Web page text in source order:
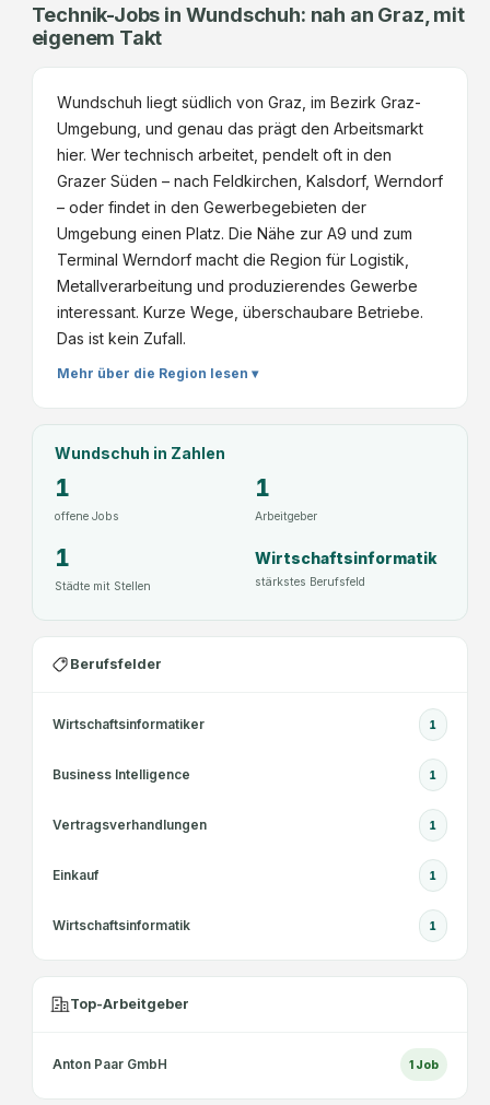
Technik-Jobs in Wundschuh: nah an Graz, mit
eigenem Takt
Wundschuh liegt südlich von Graz, im Bezirk Graz-
Umgebung, und genau das prägt den Arbeitsmarkt
hier. Wer technisch arbeitet, pendelt oft in den
Grazer Süden – nach Feldkirchen, Kalsdorf, Werndorf
– oder findet in den Gewerbegebieten der
Umgebung einen Platz. Die Nähe zur A9 und zum
Terminal Werndorf macht die Region für Logistik,
Metallverarbeitung und produzierendes Gewerbe
interessant. Kurze Wege, überschaubare Betriebe.
Das ist kein Zufall.
Mehr über die Region lesen ▾
Wundschuh in Zahlen
1
offene Jobs
1
Arbeitgeber
1
Städte mit Stellen
Wirtschaftsinformatik
stärkstes Berufsfeld
Berufsfelder
Wirtschaftsinformatiker 1
Business Intelligence 1
Vertragsverhandlungen 1
Einkauf 1
Wirtschaftsinformatik 1
Top-Arbeitgeber
Anton Paar GmbH 1 Job